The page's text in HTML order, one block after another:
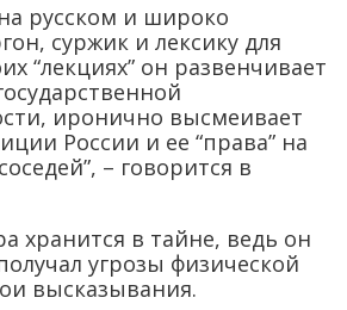
русском и широко
суржик и лексику для
“лекциях” он развенчивает
иронично высмеивает
России и ее “права” на
– говорится в
хранится в тайне, ведь он
угрозы физической
высказывания.